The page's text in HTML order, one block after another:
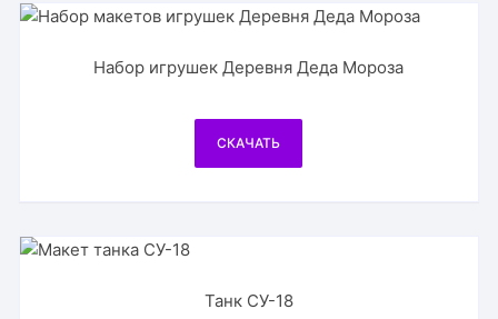
Набор игрушек Деревня Деда Мороза
СКАЧАТЬ
Танк СУ-18